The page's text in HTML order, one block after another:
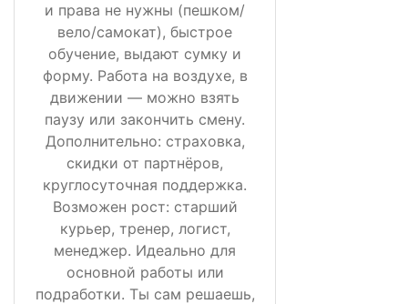
и права не нужны (пешком/
вело/самокат), быстрое
обучение, выдают сумку и
форму. Работа на воздухе, в
движении — можно взять
паузу или закончить смену.
Дополнительно: страховка,
скидки от партнёров,
круглосуточная поддержка.
Возможен рост: старший
курьер, тренер, логист,
менеджер. Идеально для
основной работы или
подработки. Ты сам решаешь,